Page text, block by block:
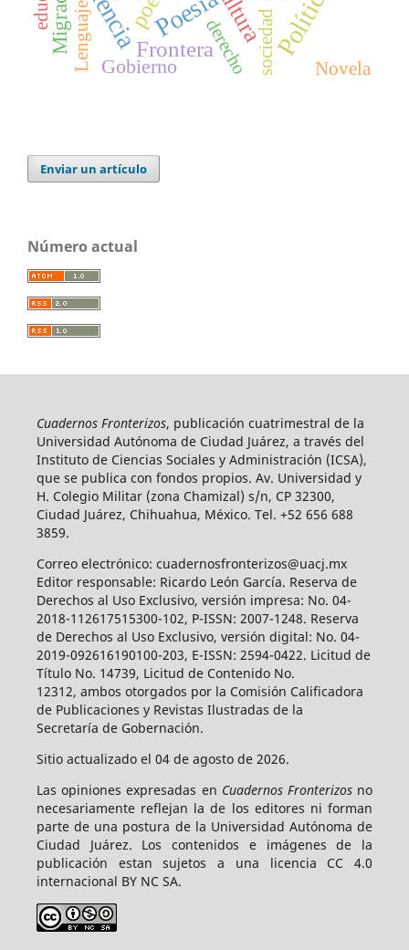
Poesía Política
Frontera
Gobierno sociedad
derecho
Lenguaje Novela
Enviar un artículo
Número actual
Cuadernos Fronterizos, publicación cuatrimestral de la
Universidad Autónoma de Ciudad Juárez, a través del
Instituto de Ciencias Sociales y Administración (ICSA),
que se publica con fondos propios. Av. Universidad y
H. Colegio Militar (zona Chamizal) s/n, CP 32300,
Ciudad Juárez, Chihuahua, México. Tel. +52 656 688
3859.
Correo electrónico: cuadernosfronterizos@uacj.mx
Editor responsable: Ricardo León García. Reserva de
Derechos al Uso Exclusivo, versión impresa: No. 04-
2018-112617515300-102, P-ISSN: 2007-1248. Reserva
de Derechos al Uso Exclusivo, versión digital: No. 04-
2019-092616190100-203, E-ISSN: 2594-0422. Licitud de
Título No. 14739, Licitud de Contenido No.
12312, ambos otorgados por la Comisión Calificadora
de Publicaciones y Revistas Ilustradas de la
Secretaría de Gobernación.
Sitio actualizado el 04 de agosto de 2026.
Las opiniones expresadas en Cuadernos Fronterizosno
necesariamente reflejan la de los editores ni forman
parte de una postura de la Universidad Autónoma de
Ciudad Juárez. Los contenidos e imágenes de la
publicación estan sujetos a una licencia CC 4.0
internacional BY NC SA.